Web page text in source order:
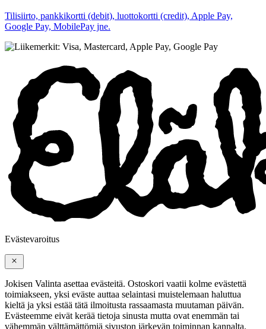
Tilisiirto, pankkikortti (debit), luottokortti (credit), Apple Pay,
Google Pay, MobilePay jne.
Evästevaroitus
Jokisen Valinta asettaa evästeitä. Ostoskori vaatii kolme evästettä
toimiakseen, yksi eväste auttaa selaintasi muistelemaan haluttua
kieltä ja yksi estää tätä ilmoitusta rassaamasta muutaman päivän.
Evästeemme eivät kerää tietoja sinusta mutta ovat enemmän tai
vähemmän välttämättömiä sivuston järkevän toiminnan kannalta.